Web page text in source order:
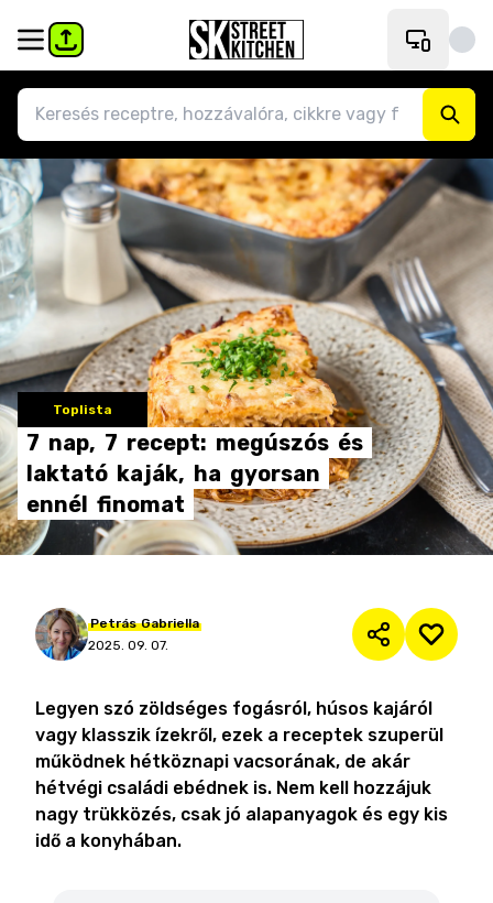
Toplista
7 nap, 7 recept: megúszós és
laktató kaják, ha gyorsan
ennél finomat
Petrás Gabriella
2025. 09. 07.
Legyen szó zöldséges fogásról, húsos kajáról
vagy klasszik ízekről, ezek a receptek szuperül
működnek hétköznapi vacsorának, de akár
hétvégi családi ebédnek is. Nem kell hozzájuk
nagy trükközés, csak jó alapanyagok és egy kis
idő a konyhában.